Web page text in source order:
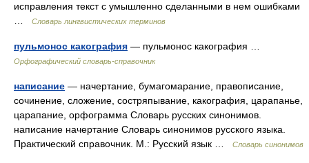
исправления текст с умышленно сделанными в нем ошибками
Словарь лингвистических терминов
пульмонос какография — пульмонос какография …
Орфографический словарь-справочник
написание — начертание, бумагомарание, правописание,
сочинение, сложение, состряпывание, какография, царапанье,
царапание, орфограмма Словарь русских синонимов.
написание начертание Словарь синонимов русского языка.
Практический справочник. М.: Русский язык …
Словарь синонимов